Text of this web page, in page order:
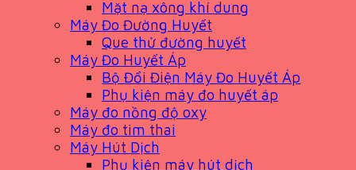
Mặt nạ xông khí dung
Máy Đo Đường Huyết
Que thử đường huyết
Máy Đo Huyết Áp
Bộ Đổi Điện Máy Đo Huyết Áp
Phụ kiện máy đo huyết áp
Máy đo nồng độ oxy
Máy đo tim thai
Máy Hút Dịch
Phụ kiện máy hút dịch